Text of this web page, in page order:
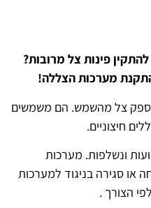
פינות צל מרובות?
מערכות הצללה!
צל מהשמש. הם משמשים
חיצוניים.
ונשלפות. מערכות
או סגירה בניגוד למערכות
הצורך .